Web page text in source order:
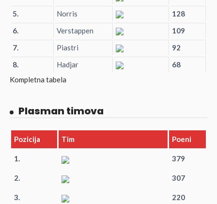
5.
Norris
128
6.
Verstappen
109
7.
Piastri
92
8.
Hadjar
68
Kompletna tabela
Plasman timova
Pozicija Tim Poeni
1. 379
2. 307
3. 220